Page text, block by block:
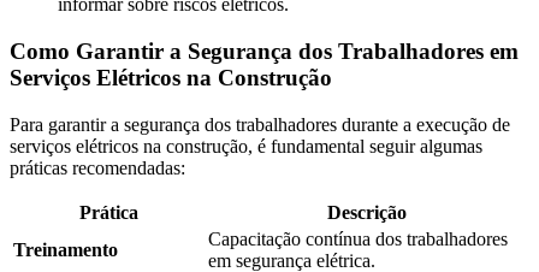
informar sobre riscos elétricos.
Como Garantir a Segurança dos Trabalhadores em
Serviços Elétricos na Construção
Para garantir a segurança dos trabalhadores durante a execução de
serviços elétricos na construção, é fundamental seguir algumas
práticas recomendadas:
Prática
Descrição
Treinamento
Capacitação contínua dos trabalhadores
em segurança elétrica.